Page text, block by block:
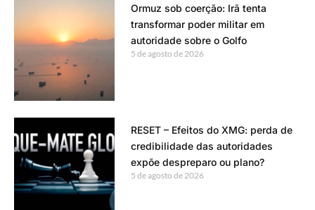
Ormuz sob coerção: Irã tenta
transformar poder militar em
autoridade sobre o Golfo
5 de agosto de 2026
RESET – Efeitos do XMG: perda de
credibilidade das autoridades
expõe despreparo ou plano?
5 de agosto de 2026